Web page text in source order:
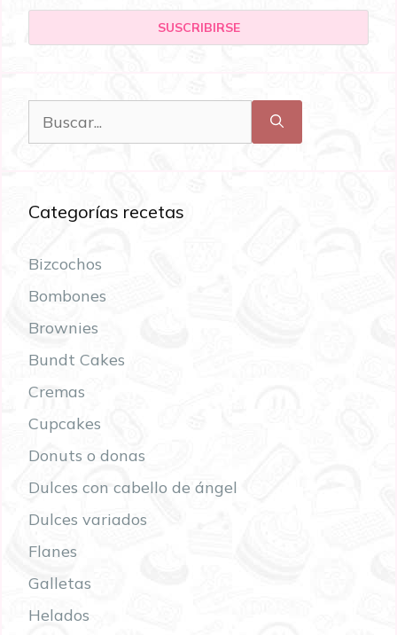
Categorías recetas
Bizcochos
Bombones
Brownies
Bundt Cakes
Cremas
Cupcakes
Donuts o donas
Dulces con cabello de ángel
Dulces variados
Flanes
Galletas
Helados